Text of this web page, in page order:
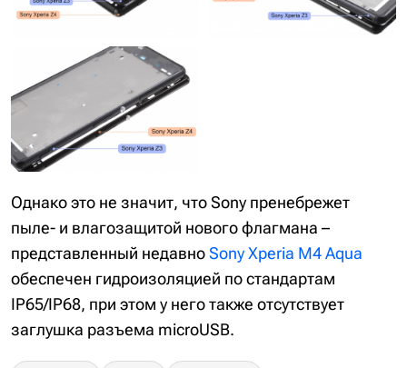
Однако это не значит, что Sony пренебрежет
пыле- и влагозащитой нового флагмана –
представленный недавноSony Xperia M4 Aqua
обеспечен гидроизоляцией по стандартам
IP65/IP68, при этом у него также отсутствует
заглушка разъема microUSB.